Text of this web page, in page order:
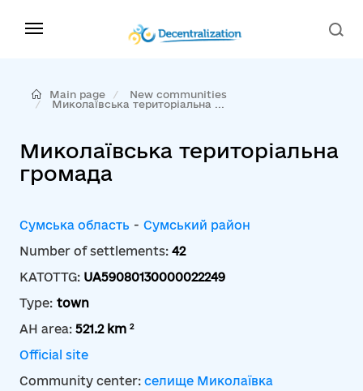
Main page
New communities
Миколаївська територіальна ...
Миколаївська територіальна
громада
Сумська область - Сумський район
Number of settlements: 42
KATOTTG: UA59080130000022249
Type: town
AH area: 521.2 km 2
Official site
Community center: селище Миколаївка